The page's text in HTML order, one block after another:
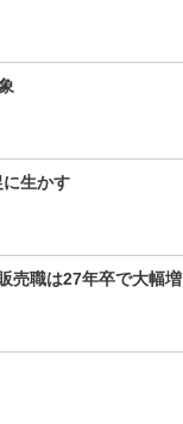
生かす
売職は27年卒で大幅増